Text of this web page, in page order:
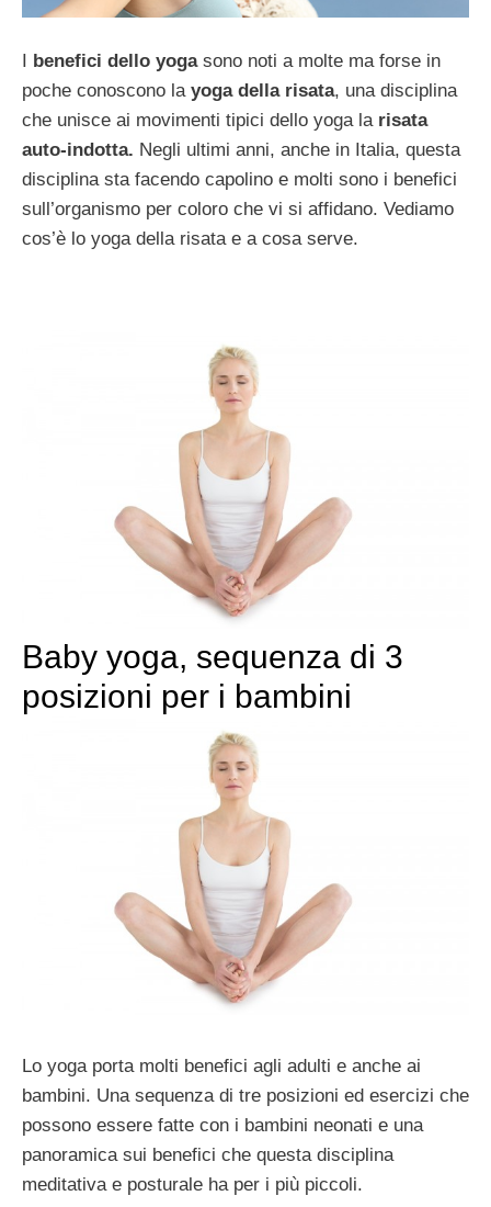
I benefici dello yogasono noti a molte ma forse in
poche conoscono la yoga della risata, una disciplina
che unisce ai movimenti tipici dello yoga la risata
auto-indotta. Negli ultimi anni, anche in Italia, questa
disciplina sta facendo capolino e molti sono i benefici
sull’organismo per coloro che vi si affidano. Vediamo
cos’è lo yoga della risata e a cosa serve.
Baby yoga, sequenza di 3
posizioni per i bambini
Lo yoga porta molti benefici agli adulti e anche ai
bambini. Una sequenza di tre posizioni ed esercizi che
possono essere fatte con i bambini neonati e una
panoramica sui benefici che questa disciplina
meditativa e posturale ha per i più piccoli.